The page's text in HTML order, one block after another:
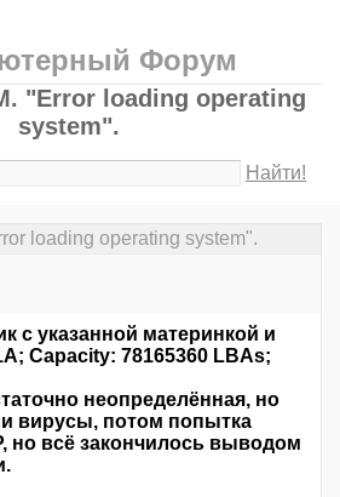
Форум
"Error loading operating
system".
Найти!
loading operating system".
с указанной материнкой и
Capacity: 78165360 LBAs;
неопределённая, но
вирусы, потом попытка
но всё закончилось выводом